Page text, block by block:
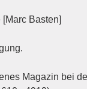
Basten]
Magazin bei